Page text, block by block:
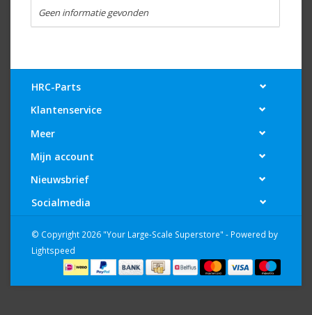
Geen informatie gevonden
HRC-Parts
Klantenservice
Meer
Mijn account
Nieuwsbrief
Socialmedia
© Copyright 2026 "Your Large-Scale Superstore" - Powered by
Lightspeed